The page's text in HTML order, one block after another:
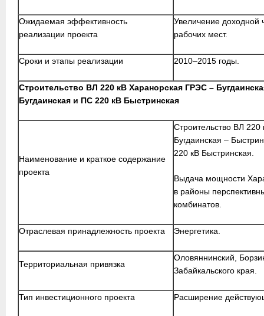
Ожидаемая эффективность
реализации проекта
Увеличение доходной
рабочих мест.
Сроки и этапы реализации 2010–2015 годы.
Строительство ВЛ 220 кВ Харанорская ГРЭС –
Бугдаинская и ПС 220 кВ Быстринская
Наименование и краткое содержание
проекта
Строительство ВЛ
Бугдаинская –
220 кВ Быстринская.
Выдача мощности
в районы
комбинатов.
Отраслевая принадлежность проекта Энергетика.
Территориальная привязка
Оловяннинский,
Забайкальского края.
Тип инвестиционного проекта Расширение